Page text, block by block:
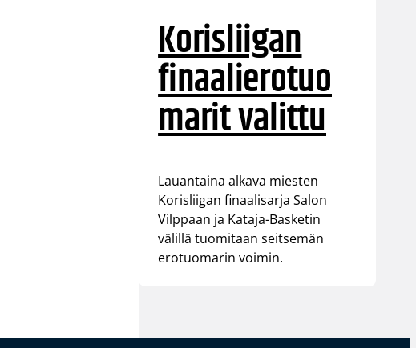
Korisliigan
finaalierotuo
marit valittu
Lauantaina alkava miesten
Korisliigan finaalisarja Salon
Vilppaan ja Kataja-Basketin
välillä tuomitaan seitsemän
erotuomarin voimin.